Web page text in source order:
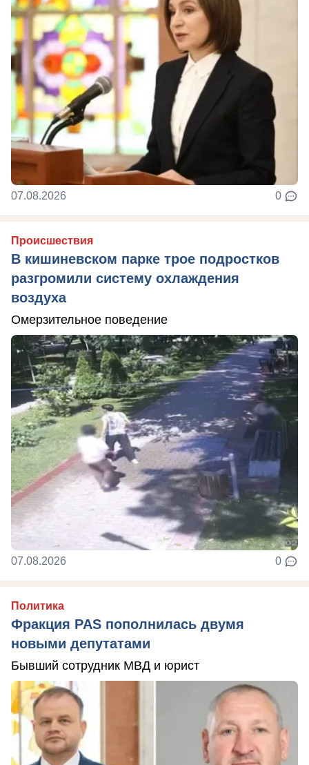
07.08.2026 0
Происшествия
В кишиневском парке трое подростков
разгромили систему охлаждения
воздуха
Омерзительное поведение
07.08.2026 0
Политика
Фракция PAS пополнилась двумя
новыми депутатами
Бывший сотрудник МВД и юрист